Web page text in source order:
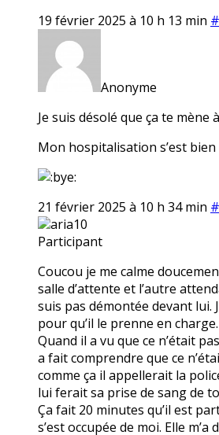
19 février 2025 à 10 h 13 min
Anonyme
Je suis désolé que ça te mène
Mon hospitalisation s’est bien
21 février 2025 à 10 h 34 min
aria10
Participant
Coucou je me calme
salle d’attente et l’autre
suis pas démontée devant lui.
pour qu’il le prenne en
Quand il a vu que ce n’était
a fait comprendre que ce
comme ça il appellerait la
lui ferait sa prise de sang de
Ça fait 20 minutes qu’il est
s’est occupée de moi. Elle